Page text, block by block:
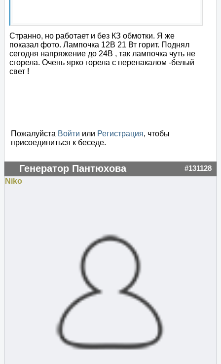
Странно, но работает и без КЗ обмотки. Я же
показал фото. Лампочка 12В 21 Вт горит. Поднял
сегодня напряжение до 24В , так лампочка чуть не
сгорела. Очень ярко горела с перенакалом -белый
свет !
Пожалуйста Войти или Регистрация, чтобы
присоединиться к беседе.
Генератор Пантюхова #131128
Niko